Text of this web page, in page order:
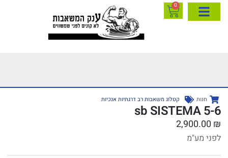
0
חנות קטלוג משאבות רב דרגתיות אנכיות
5-6 sb SISTEMA
2,900.00 ₪
לפני מע"מ